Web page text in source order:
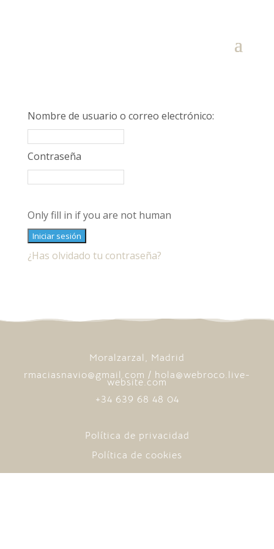
Nombre de usuario o correo electrónico:
Contraseña
Only fill in if you are not human
¿Has olvidado tu contraseña?
Moralzarzal, Madrid
rmaciasnavio@gmail.com / hola@webroco.live-
website.com
+34 639 68 48 04
Política de privacidad
Política de cookies